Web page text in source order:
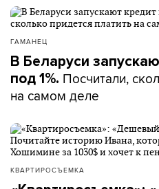
ГАМАНЕЦ
В Беларуси
под 1%. Посчитали,
на самом деле
КВАРТИРОСЪЕМКА